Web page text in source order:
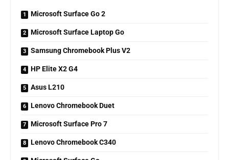
Microsoft Surface Go 2
Microsoft Surface Laptop Go
Samsung Chromebook Plus V2
HP Elite X2 G4
Asus L210
Lenovo Chromebook Duet
Microsoft Surface Pro 7
Lenovo Chromebook C340